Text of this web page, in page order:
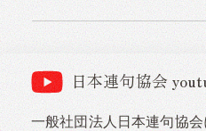
日本連句協会
一般社団法人日本連句協